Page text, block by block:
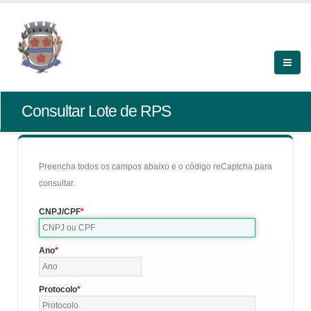
Consultar Lote de RPS
Preencha todos os campos abaixo e o código reCaptcha para
consultar.
CNPJ/CPF
Ano
Protocolo